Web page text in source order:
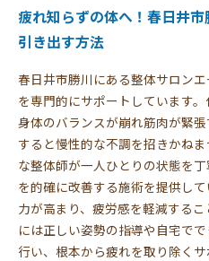
疲れ知らずの体へ！春日井
引き出す方法
春日井市勝川にある整体サロン
を専門的にサポートしています
身体のバランスが崩れ筋肉が緊
すると慢性的な不調を招きかね
な整体師が一人ひとりの状態を
を的確に改善する施術を提供し
力が高まり、疲労感を軽減する
には正しい姿勢の指導や自宅で
行い、根本から疲れを取り除く